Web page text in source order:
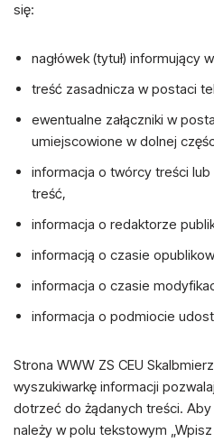
się:
nagłówek (tytuł) informujący
treść zasadnicza w postaci
ewentualne załączniki w
umiejscowione w dolnej
informacja o twórcy treści
treść,
informacja o redaktorze
informacją o czasie
informacja o czasie
informacja o podmiocie
Strona WWW ZS CEU
wyszukiwarkę informacji
dotrzeć do żądanych treści.
należy w polu tekstowym